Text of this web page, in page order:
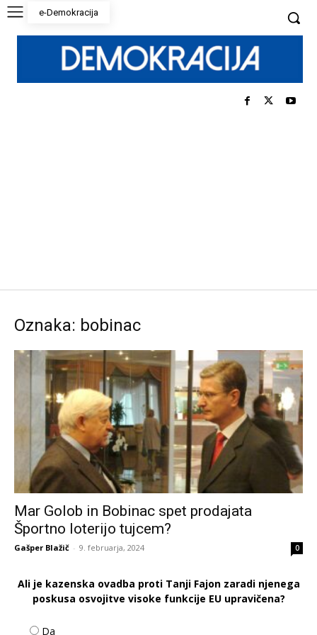
e-Demokracija
Oznaka: bobinac
Mar Golob in Bobinac spet prodajata
Športno loterijo tujcem?
Gašper Blažič - 9. februarja, 2024 0
Ali je kazenska ovadba proti Tanji Fajon zaradi njenega
poskusa osvojitve visoke funkcije EU upravičena?
Da